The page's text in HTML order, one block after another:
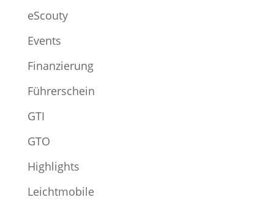
eScouty
Events
Finanzierung
Führerschein
GTI
GTO
Highlights
Leichtmobile